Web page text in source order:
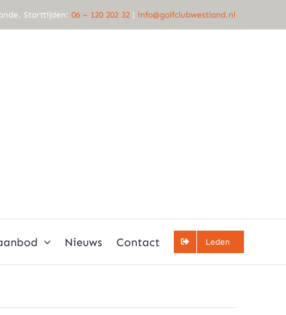
Starttijden:06 – 120 202 32 |info@golfclubwestland.nl
Nieuws Contact Leden